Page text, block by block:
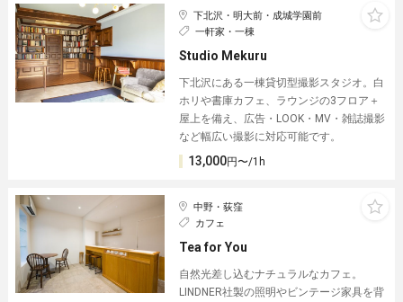
下北沢・明大前・成城学園前
一軒家・一棟
Studio Mekuru
下北沢にある一棟貸切型撮影スタジオ。白
ホリや書庫カフェ、ラウンジの3フロア＋
屋上を備え、広告・LOOK・MV・雑誌撮影
など幅広い撮影に対応可能です。
13,000円〜/1h
中野・荻窪
カフェ
Tea for You
自然光差し込むナチュラルなカフェ。
LINDNER社製の照明やビンテージ家具を背